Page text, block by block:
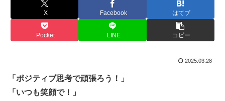
X Facebook はてブ
Pocket LINE コピー
2025.03.28
「ポジティブ思考で頑張ろう！」
「いつも笑顔で！」